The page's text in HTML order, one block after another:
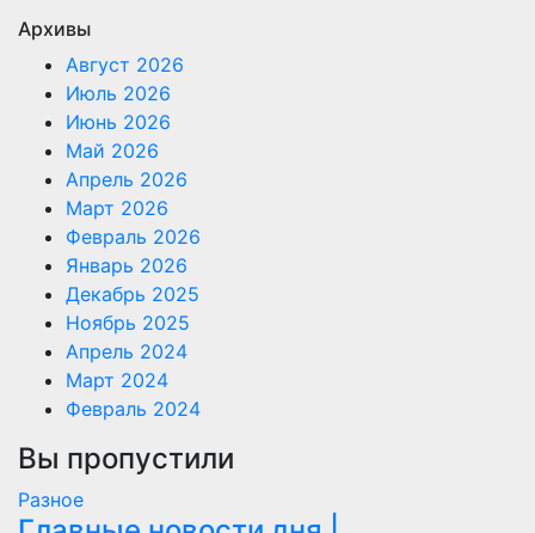
Архивы
Август 2026
Июль 2026
Июнь 2026
Май 2026
Апрель 2026
Март 2026
Февраль 2026
Январь 2026
Декабрь 2025
Ноябрь 2025
Апрель 2024
Март 2024
Февраль 2024
Вы пропустили
Разное